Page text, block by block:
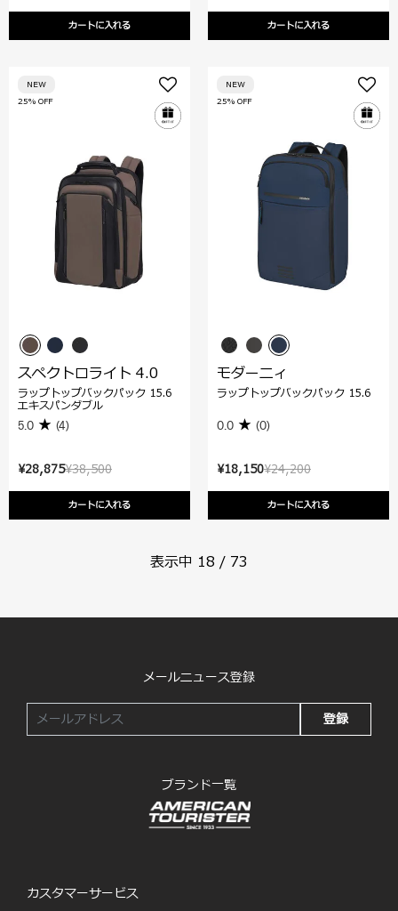
カートに入れる カートに入れる
¥38,500
¥28,875
カートに入れる
25% OFF
NEW
スペクトロライト 4.0
ラップトップバックパック 15.6
エキスパンダブル
5.0 (4)
¥24,200
¥18,150
カートに入れる
25% OFF
NEW
モダーニィ
ラップトップバックパック 15.6
0.0 (0)
表示中 18 / 73
メールニュース登録
登録
ブランド一覧
カスタマーサービス